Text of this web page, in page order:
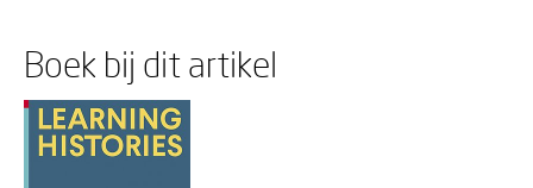
Boek bij dit artikel